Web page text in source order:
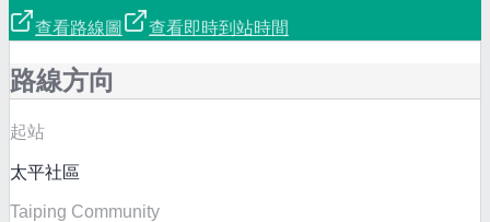
查看路線圖 查看即時到站時間
路線方向
起站
太平社區
Taiping Community